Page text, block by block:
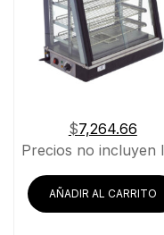
$7,264.66
Precios no incluyen
AÑADIR AL CARRITO